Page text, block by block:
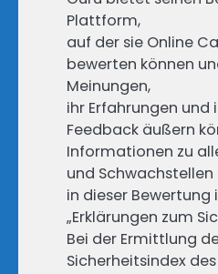
Plattform,
auf der sie Online
bewerten können
Meinungen,
ihr Erfahrungen und
Feedback äußern
Informationen zu
und Schwachstellen
in dieser Bewertung
„Erklärungen zum
Bei der Ermittlung
Sicherheitsindex